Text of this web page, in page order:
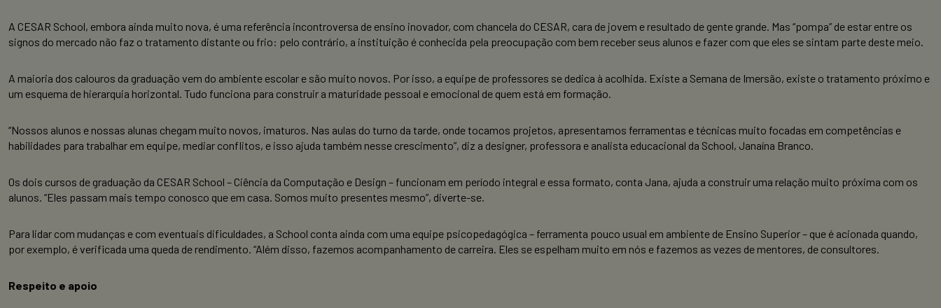
A CESAR School, embora ainda muito nova, é uma referência incontroversa de ensino inovador, com chancela do CESAR, cara de jovem e resultado de gente grande. Mas “pompa” de estar entre os
signos do mercado não faz o tratamento distante ou frio: pelo contrário, a instituição é conhecida pela preocupação com bem receber seus alunos e fazer com que eles se sintam parte deste meio.
A maioria dos calouros da graduação vem do ambiente escolar e são muito novos. Por isso, a equipe de professores se dedica à acolhida. Existe a Semana de Imersão, existe o tratamento próximo e
um esquema de hierarquia horizontal. Tudo funciona para construir a maturidade pessoal e emocional de quem está em formação.
“Nossos alunos e nossas alunas chegam muito novos, imaturos. Nas aulas do turno da tarde, onde tocamos projetos, apresentamos ferramentas e técnicas muito focadas em competências e
habilidades para trabalhar em equipe, mediar conflitos, e isso ajuda também nesse crescimento”, diz a designer, professora e analista educacional da School, Janaína Branco.
Os dois cursos de graduação da CESAR School – Ciência da Computação e Design – funcionam em período integral e essa formato, conta Jana, ajuda a construir uma relação muito próxima com os
alunos. “Eles passam mais tempo conosco que em casa. Somos muito presentes mesmo”, diverte-se.
Para lidar com mudanças e com eventuais dificuldades, a School conta ainda com uma equipe psicopedagógica – ferramenta pouco usual em ambiente de Ensino Superior – que é acionada quando,
por exemplo, é verificada uma queda de rendimento. “Além disso, fazemos acompanhamento de carreira. Eles se espelham muito em nós e fazemos as vezes de mentores, de consultores.
Respeito e apoio